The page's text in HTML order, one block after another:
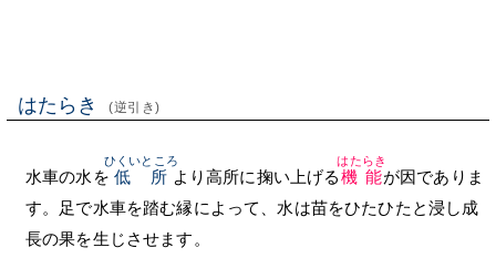
はたらき (逆引き)
水車の水を 低所
ひくいところ
より高所に掬い上げる機能
はたらき
が因でありま
す。足で水車を踏む縁によって、水は苗をひたひたと浸し成
長の果を生じさせます。